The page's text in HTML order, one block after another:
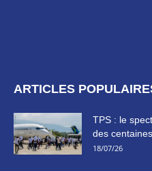
ARTICLES
TPS : le
des
18/07/26